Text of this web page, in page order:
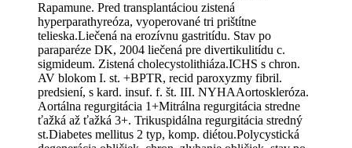
Rapamune. Pred transplantáciou zistená
hyperparathyreóza, vyoperované tri prištítne
telieska.Liečená na erozívnu gastritídu. Stav po
paraparéze DK, 2004 liečená pre divertikulitídu c.
sigmideum. Zistená cholecystolithiáza.ICHS s chron.
AV blokom I. st. +BPTR, recid paroxyzmy fibril.
predsiení, s kard. insuf. f. št. III. NYHAAortoskleróza.
Aortálna regurgitácia 1+Mitrálna regurgitácia stredne
ťažká až ťažká 3+. Trikuspidálna regurgitácia stredný
st.Diabetes mellitus 2 typ, komp. diétou.Polycystická